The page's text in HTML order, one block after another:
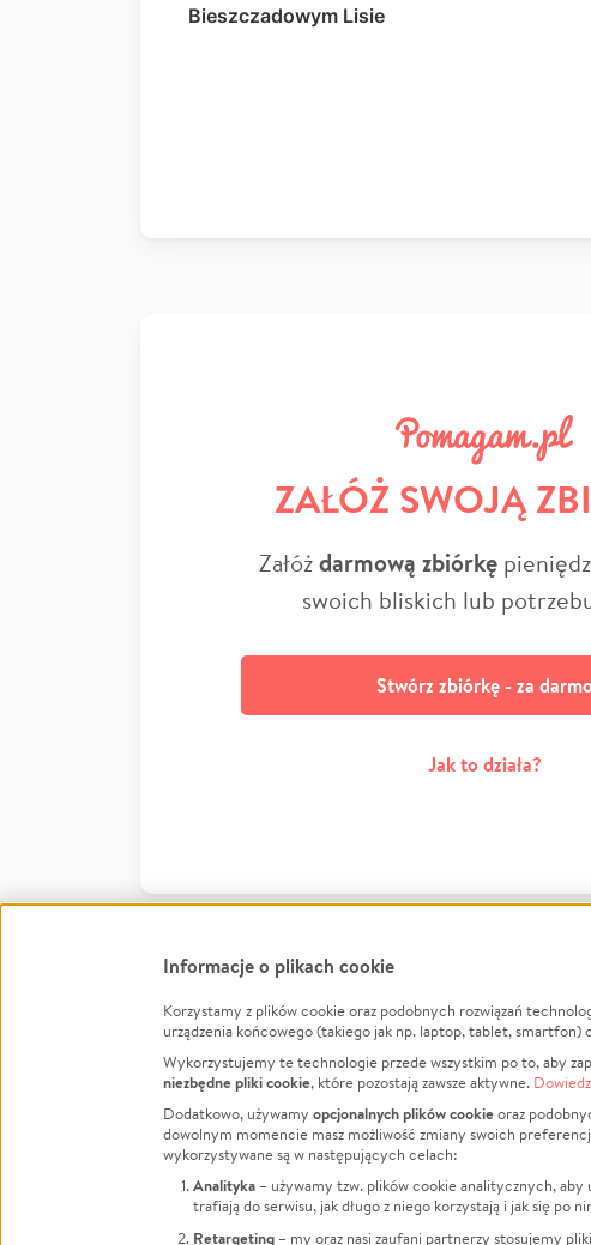
Bieszczadowym Lisie
ZAŁÓŻ SWOJĄ
Załóżdarmową zbiórkę
swoich bliskich lub
Stwórz zbiórkę - za darmo
Jak to działa?
FacebookTwitter Instagram
LinkedInTikTok Youtube
Informacje
Jak to działa?
Regulamin
Polityka
Kontakt
Porównanie
Informacje o plikach cookie
Korzystamy z plików cookie oraz podobnych rozwiązań
urządzenia końcowego (takiego jak np. laptop, tablet, smartfon)
Wykorzystujemy te technologie przede wszystkim po to, aby
niezbędne pliki cookie, które pozostają zawsze aktywne.
Dodatkowo, używamy opcjonalnych plików cookieoraz
dowolnym momencie masz możliwość zmiany swoich
wykorzystywane są w następujących celach:
Analityka – używamy tzw. plików cookie analitycznych, aby
trafiają do serwisu, jak długo z niego korzystają i jak się po
Retargeting – my oraz nasi zaufani partnerzy stosujemy